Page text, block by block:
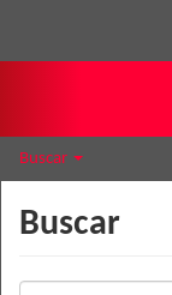
Buscar
Buscar